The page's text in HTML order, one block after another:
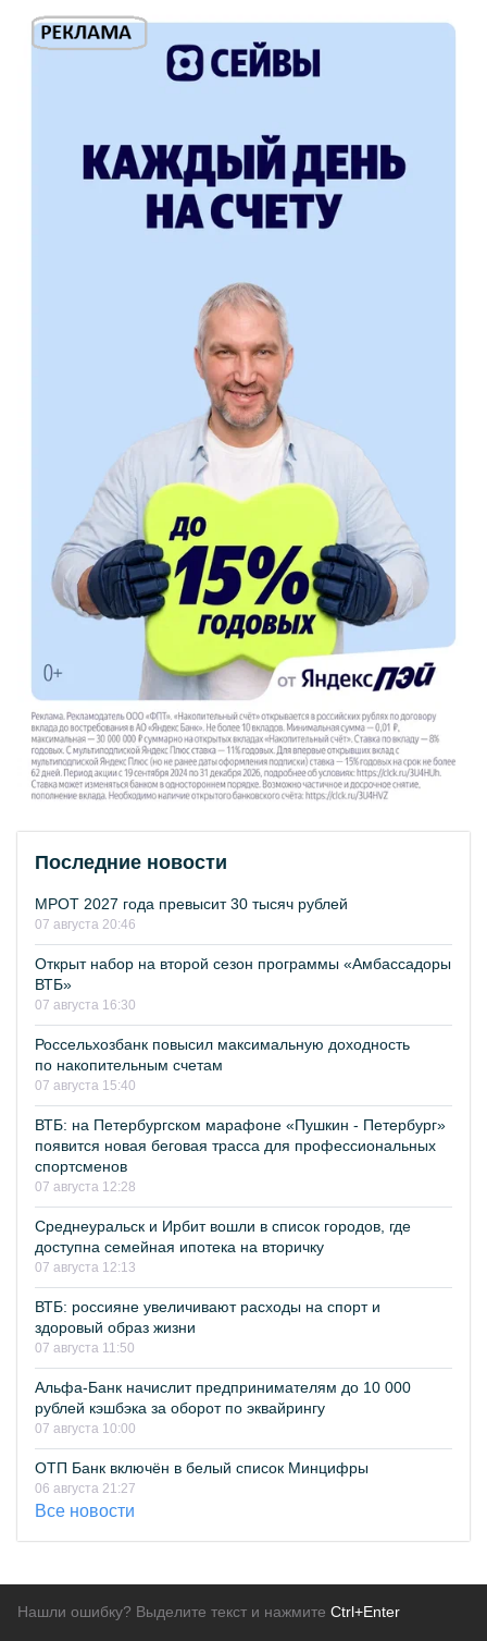
Последние новости
МРОТ 2027 года превысит 30 тысяч рублей
07 августа 20:46
Открыт набор на второй сезон программы «Амбассадоры
ВТБ»
07 августа 16:30
Россельхозбанк повысил максимальную доходность
по накопительным счетам
07 августа 15:40
ВТБ: на Петербургском марафоне «Пушкин - Петербург»
появится новая беговая трасса для профессиональных
спортсменов
07 августа 12:28
Среднеуральск и Ирбит вошли в список городов, где
доступна семейная ипотека на вторичку
07 августа 12:13
ВТБ: россияне увеличивают расходы на спорт и
здоровый образ жизни
07 августа 11:50
Альфа-Банк начислит предпринимателям до 10 000
рублей кэшбэка за оборот по эквайрингу
07 августа 10:00
ОТП Банк включён в белый список Минцифры
06 августа 21:27
Все новости
Нашли ошибку? Выделите текст и нажмите Ctrl+Enter